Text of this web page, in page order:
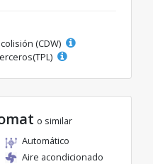
(CDW)
o similar
Automático
Aire acondicionado